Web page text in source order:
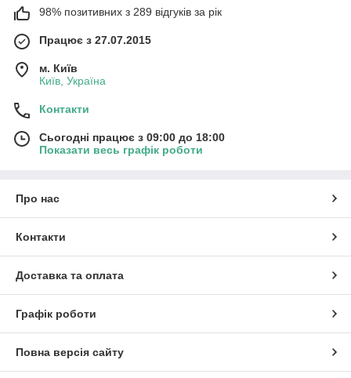
98% позитивних з 289 відгуків за рік
Працює з 27.07.2015
м. Київ
Київ, Україна
Контакти
Сьогодні працює з 09:00 до 18:00
Показати весь графік роботи
Про нас
Контакти
Доставка та оплата
Графік роботи
Повна версія сайту